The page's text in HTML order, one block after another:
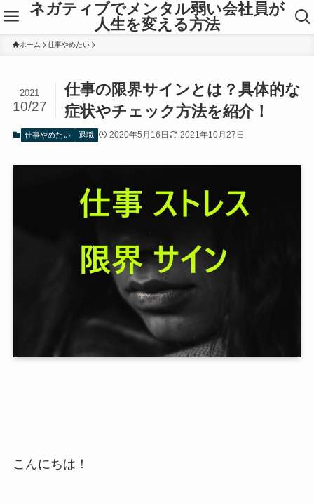
ネガティブでメンタル弱い会社員が
人生を変える方法
ホーム 仕事やめたい
仕事の限界サインとは？具体的な
症状やチェック方法を紹介！
2021
10/27
仕事やめたい 退職 2020年5月16日 2021年10月27日
こんにちは！